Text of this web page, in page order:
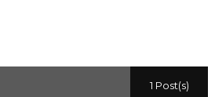
1 Post(s)